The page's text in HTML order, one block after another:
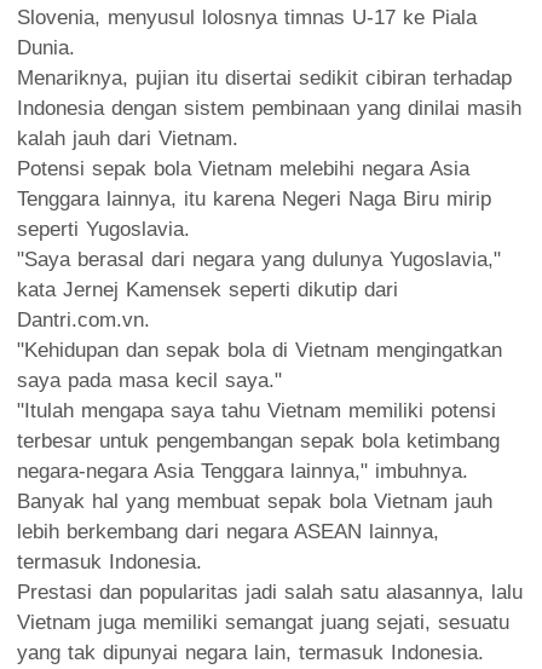
Slovenia, menyusul lolosnya timnas U-17 ke Piala
Dunia.
Menariknya, pujian itu disertai sedikit cibiran terhadap
Indonesia dengan sistem pembinaan yang dinilai masih
kalah jauh dari Vietnam.
Potensi sepak bola Vietnam melebihi negara Asia
Tenggara lainnya, itu karena Negeri Naga Biru mirip
seperti Yugoslavia.
"Saya berasal dari negara yang dulunya Yugoslavia,"
kata Jernej Kamensek seperti dikutip dari
Dantri.com.vn.
"Kehidupan dan sepak bola di Vietnam mengingatkan
saya pada masa kecil saya."
"Itulah mengapa saya tahu Vietnam memiliki potensi
terbesar untuk pengembangan sepak bola ketimbang
negara-negara Asia Tenggara lainnya," imbuhnya.
Banyak hal yang membuat sepak bola Vietnam jauh
lebih berkembang dari negara ASEAN lainnya,
termasuk Indonesia.
Prestasi dan popularitas jadi salah satu alasannya, lalu
Vietnam juga memiliki semangat juang sejati, sesuatu
yang tak dipunyai negara lain, termasuk Indonesia.